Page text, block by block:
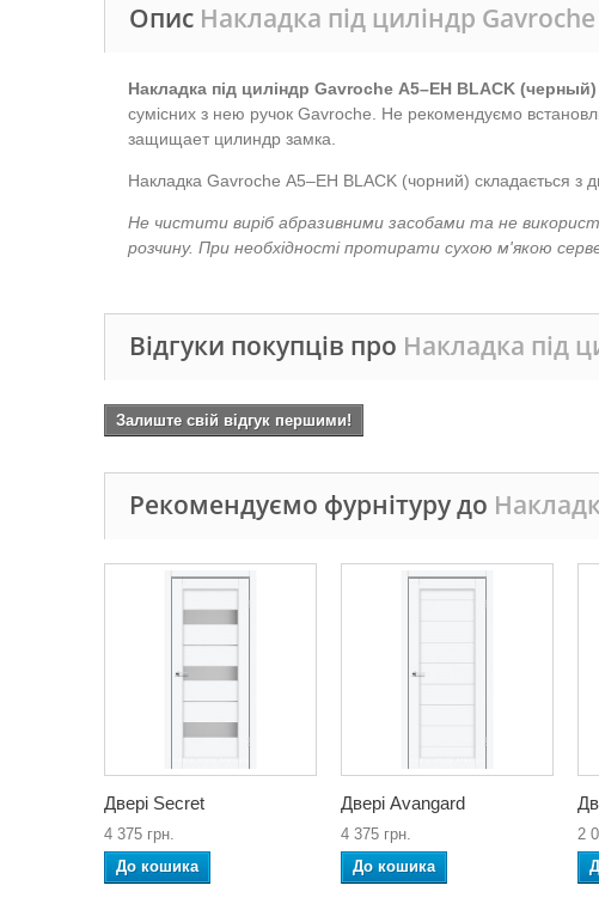
Опис Накладка під циліндр
Накладка під циліндр Gavroche А5–EH BLACK (черный)
сумісних з нею ручок Gavroche. Не рекомендуємо
защищает цилиндр замка.
Накладка Gavroche А5–EH BLACK (чорний) складається з
Не чистити виріб абразивними засобами та не
розчину. При необхідності протирати сухою м'якою
Відгуки покупців про Накладка під
Залиште свій відгук першими!
Рекомендуємо фурнітуру до
Двері Secret
4 375 грн.
До кошика
Двері Avangard
4 375 грн.
До кошика
2